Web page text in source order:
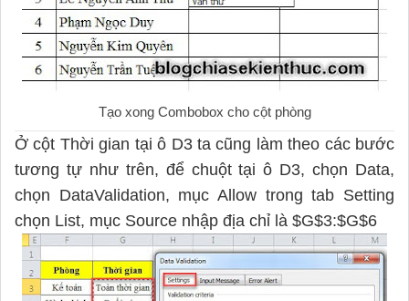
Tạo xong Combobox cho cột phòng
Ở cột Thời gian tại ô D3 ta cũng làm theo các bước
tương tự như trên, để chuột tại ô D3, chọn Data,
chọn DataValidation, mục Allow trong tab Setting
chọn List, mục Source nhập địa chỉ là $G$3:$G$6